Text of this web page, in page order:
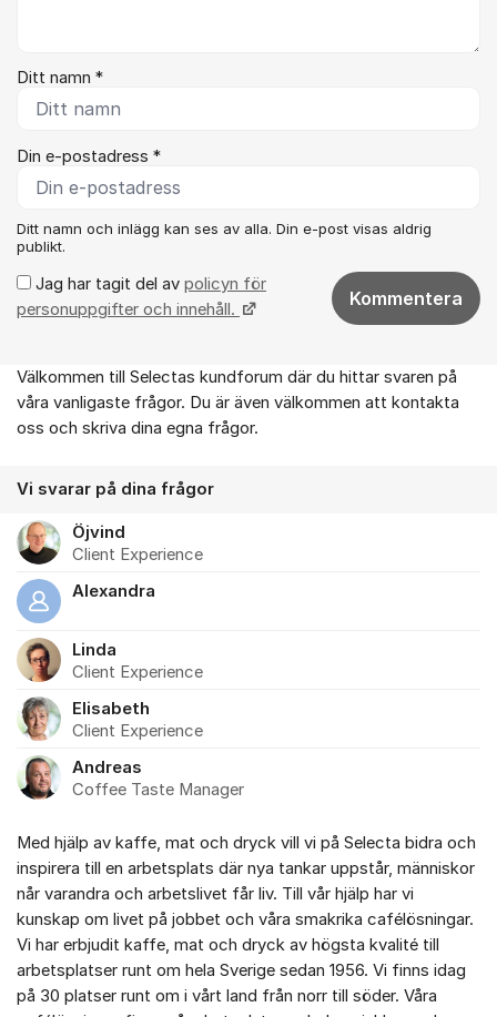
Ditt namn *
Din e-postadress *
Ditt namn och inlägg kan ses av alla. Din e-post visas aldrig
publikt.
Jag har tagit del av policyn för
personuppgifter och innehåll.
Kommentera
Om forumet
Välkommen till Selectas kundforum där du hittar svaren på
våra vanligaste frågor. Du är även välkommen att kontakta
oss och skriva dina egna frågor.
Vi svarar på dina frågor
Öjvind
Client Experience
Alexandra
Linda
Client Experience
Elisabeth
Client Experience
Andreas
Coffee Taste Manager
Med hjälp av kaffe, mat och dryck vill vi på Selecta bidra och
inspirera till en arbetsplats där nya tankar uppstår, människor
når varandra och arbetslivet får liv. Till vår hjälp har vi
kunskap om livet på jobbet och våra smakrika cafélösningar.
Vi har erbjudit kaffe, mat och dryck av högsta kvalité till
arbetsplatser runt om hela Sverige sedan 1956. Vi finns idag
på 30 platser runt om i vårt land från norr till söder. Våra